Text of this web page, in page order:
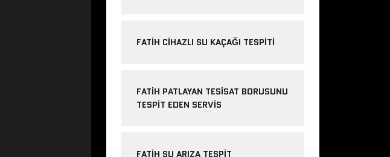
FATIH CIHAZLI SU KAÇAĞI TESPITI
FATIH PATLAYAN TESISAT BORUSUNU
TESPIT EDEN SERVIS
FATIH SU ARIZA TESPIT